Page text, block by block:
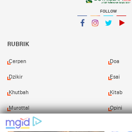
FOLLOW
RUBRIK
Cerpen Doa
Dzikir Esai
Khutbah Kitab
Murottal Opini
Puisi